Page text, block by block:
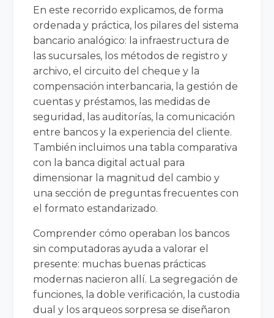
En este recorrido explicamos, de forma
ordenada y práctica, los pilares del sistema
bancario analógico: la infraestructura de
las sucursales, los métodos de registro y
archivo, el circuito del cheque y la
compensación interbancaria, la gestión de
cuentas y préstamos, las medidas de
seguridad, las auditorías, la comunicación
entre bancos y la experiencia del cliente.
También incluimos una tabla comparativa
con la banca digital actual para
dimensionar la magnitud del cambio y
una sección de preguntas frecuentes con
el formato estandarizado.
Comprender cómo operaban los bancos
sin computadoras ayuda a valorar el
presente: muchas buenas prácticas
modernas nacieron allí. La segregación de
funciones, la doble verificación, la custodia
dual y los arqueos sorpresa se diseñaron